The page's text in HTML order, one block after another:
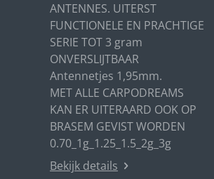
ANTENNES. UITERST
FUNCTIONELE EN PRACHTIGE
SERIE TOT 3 gram
ONVERSLIJTBAAR
Antennetjes 1,95mm.
MET ALLE CARPODREAMS
KAN ER UITERAARD OOK OP
BRASEM GEVIST WORDEN
0.70_1g_1.25_1.5_2g_3g
Bekijk details